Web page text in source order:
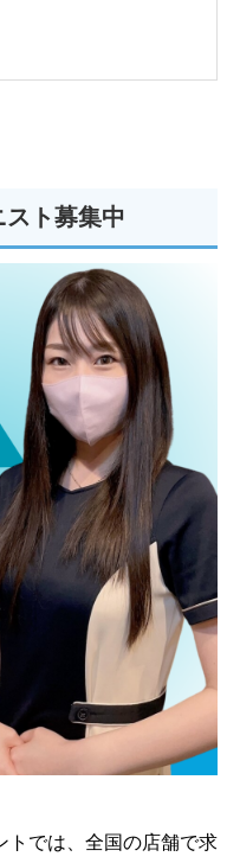
ト募集中
トでは、全国の店舗で求